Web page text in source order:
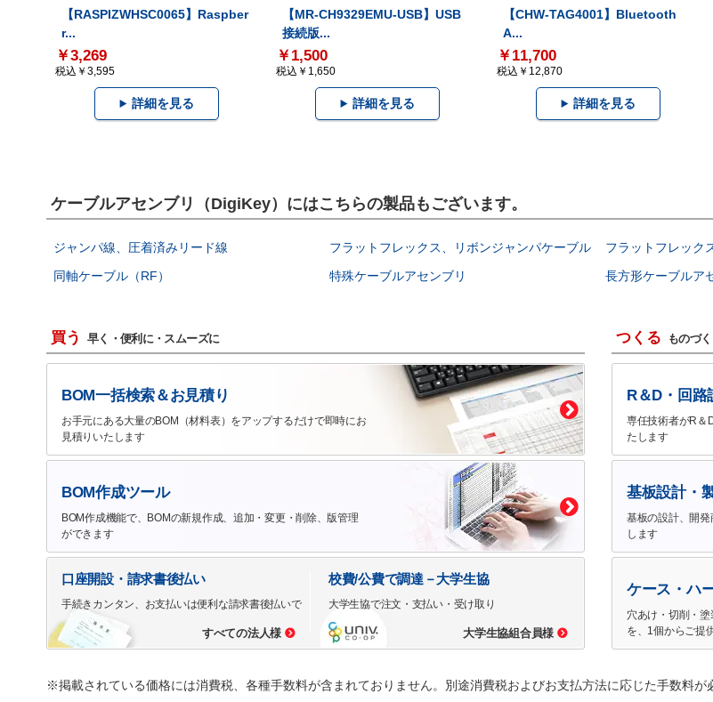
【RASPIZWHSC0065】Raspber
r...
￥3,269
税込￥3,595
詳細を見る
【MR-CH9329EMU-USB】USB
接続版...
￥1,500
税込￥1,650
詳細を見る
【CHW-TAG4001】Bluetooth
A...
￥11,700
税込￥12,870
詳細を見る
ケーブルアセンブリ（DigiKey）にはこちらの製品もございます。
ジャンパ線、圧着済みリード線 フラットフレックス、リボンジャンパケーブル フラットフレック
同軸ケーブル（RF）
特殊ケーブルアセンブリ 長方形ケーブルア
買う 早く・便利に・スムーズに
BOM一括検索＆お見積り
お手元にある大量のBOM（材料表）をアップするだけで即時にお
見積りいたします
BOM作成ツール
BOM作成機能で、BOMの新規作成、追加・変更・削除、版管理
ができます
口座開設・請求書後払い
手続きカンタン、お支払いは便利な請求書後払いで
すべての法人様
校費/公費で調達－大学生協
大学生協で注文・支払い・受け取り
大学生協組合員様
つくる ものづ
R＆D・回路
専任技術者がR＆
たします
基板設計・
基板の設計、開
します
ケース・ハ
穴あけ・切削・
を、1個からご提
※掲載されている価格には消費税、各種手数料が含まれておりません。別途消費税およびお支払方法に応じた手数料が